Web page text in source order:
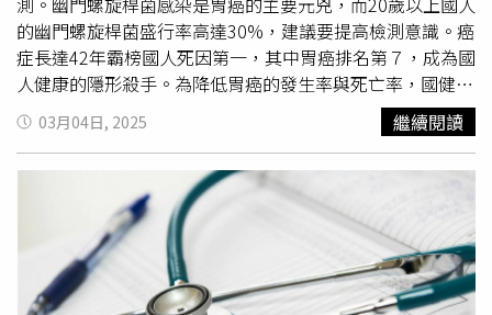
不太意外。
的幽門螺旋桿菌盛行率高達30%，建議要提高檢測意識。癌
症長達42年霸榜國人死因第一，其中胃癌排名第７，成為國
人健康的隱形殺手。為降低胃癌的發生率與死亡率，國健署
將胃癌篩檢全面納入公費，力拚2030年前降低癌症死亡率
三分之一。重症、內科醫學專科(指導)醫師暨琺洋醫學診所
蕭榮隆醫師指出，胃癌早期難察覺，幾乎沒有症狀，患者一
旦出現不適，往往已進展到較晚期，早期發現與治療，對提
高存活率極為關鍵。蕭榮隆醫師表示，胃癌男性發生率為女
性的2倍，高達9成的胃癌患者曾感染幽門螺旋桿菌，建議
20歲以上民眾應及早進行檢測，及早預防，大大降低胃癌的
患病風險。目前胃癌篩檢分為侵入性與非侵入性檢測。侵入
03月04日, 2025 繼續閱讀